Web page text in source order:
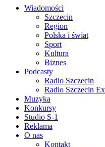
Wiadomości
Szczecin
Region
Polska i świat
Sport
Kultura
Biznes
Podcasty
Radio Szczecin
Radio Szczecin
Muzyka
Konkursy
Studio S-1
Reklama
O nas
Kontakt